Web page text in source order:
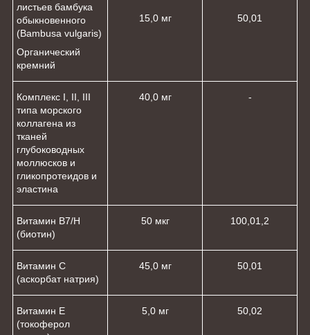
листьев бамбука
обыкновенного
(Bambusa vulgaris)
Органический
кремний
15,0 мг 50,01
Комплекс I, II, III
типа морского
коллагена из
тканей
глубоководных
моллюсков и
гликопротеидов и
эластина
40,0 мг -
Витамин В7/Н
(биотин)
50 мкг 100,01,2
Витамин С
(аскорбат натрия)
45,0 мг 50,01
Витамин Е
(токоферол
5,0 мг 50,02